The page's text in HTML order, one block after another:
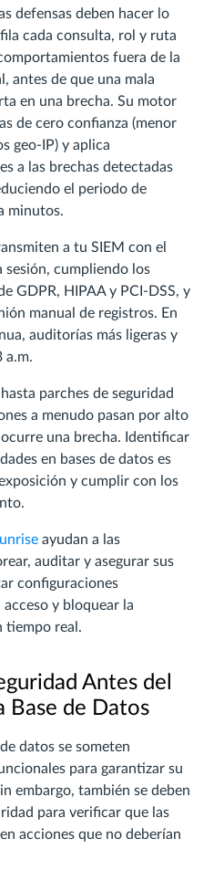
defensas deben hacer lo
cada consulta, rol y ruta
fuera de la
antes de que una mala
en una brecha. Su motor
de cero confianza (menor
geo-IP) y aplica
a las brechas detectadas
el periodo de
minutos.
a tu SIEM con el
cumpliendo los
GDPR, HIPAA y PCI-DSS, y
manual de registros. En
auditorías más ligeras y
a.m.
parches de seguridad
a menudo pasan por alto
una brecha. Identificar
en bases de datos es
y cumplir con los
ayudan a las
auditar y asegurar sus
configuraciones
y bloquear la
tiempo real.
Antes del
Base de Datos
datos se someten
para garantizar su
embargo, también se deben
para verificar que las
acciones que no deberían